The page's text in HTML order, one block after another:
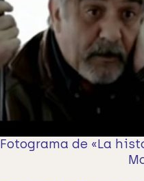
Fotograma de «La